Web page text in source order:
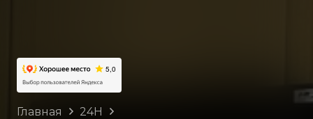
Главная
24H